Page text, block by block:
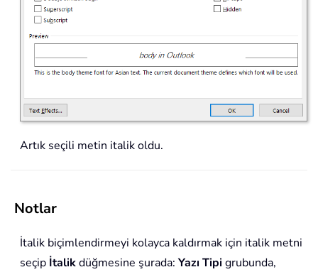
Artık seçili metin italik oldu.
Notlar
İtalik biçimlendirmeyi kolayca kaldırmak için italik metni
seçip İtalikdüğmesine şurada: Yazı Tipi grubunda,